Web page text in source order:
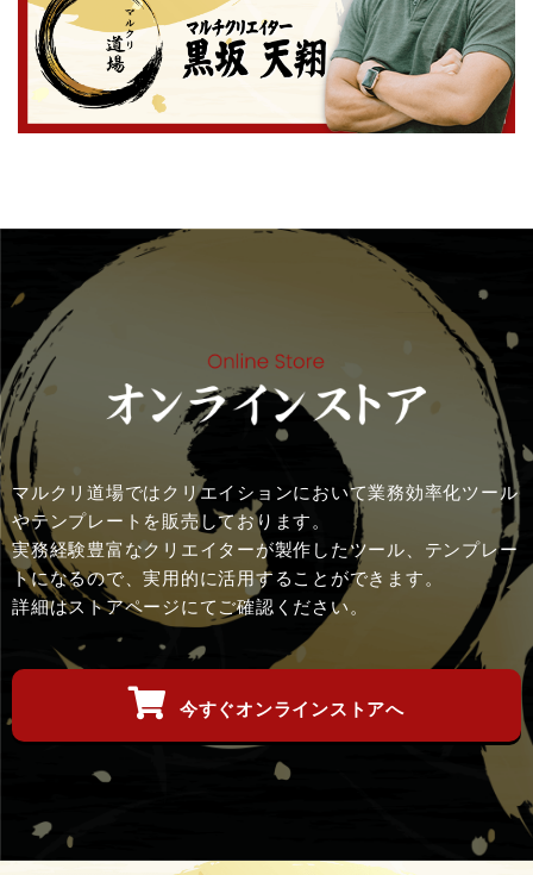
マルクリ道場ではクリエイションにおいて業務効率化ツール
やテンプレートを販売しております。
実務経験豊富なクリエイターが製作したツール、テンプレー
トになるので、実用的に活用することができます。
詳細はストアページにてご確認ください。
今すぐオンラインストアへ